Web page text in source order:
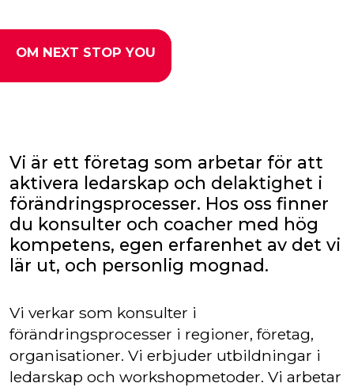
OM NEXT STOP YOU
OM NEXT STOP YOU
OM NEXT STOP YOU
Vi är ett företag som arbetar för att
aktivera ledarskap och delaktighet i
förändringsprocesser. Hos oss finner
du konsulter och coacher med hög
kompetens, egen erfarenhet av det vi
lär ut, och personlig mognad.
Vi verkar som konsulter i
förändringsprocesser i regioner, företag,
organisationer. Vi erbjuder utbildningar i
ledarskap och workshopmetoder. Vi arbetar